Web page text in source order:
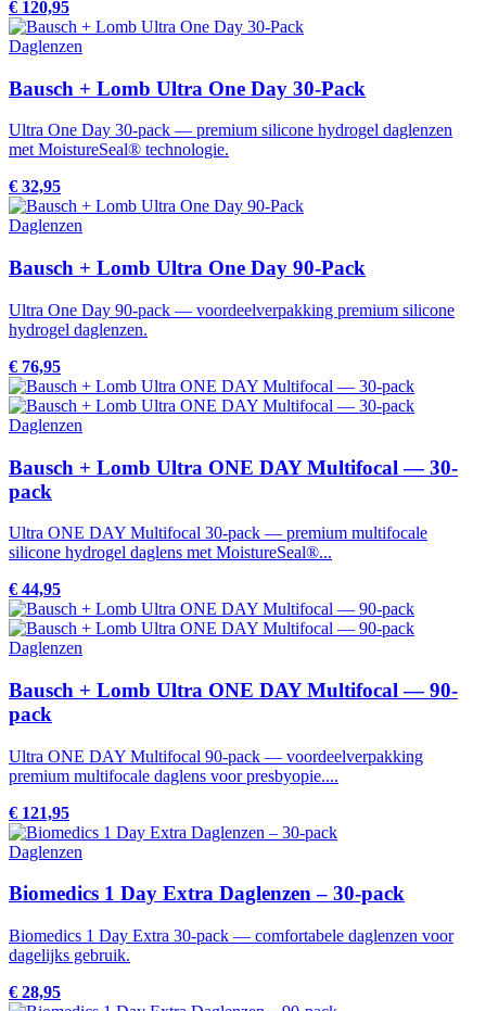
€ 120,95
Daglenzen
Bausch + Lomb Ultra One Day 30-Pack
Ultra One Day 30-pack — premium silicone hydrogel daglenzen
met MoistureSeal® technologie.
€ 32,95
Daglenzen
Bausch + Lomb Ultra One Day 90-Pack
Ultra One Day 90-pack — voordeelverpakking premium silicone
hydrogel daglenzen.
€ 76,95
Daglenzen
Bausch + Lomb Ultra ONE DAY Multifocal — 30-
pack
Ultra ONE DAY Multifocal 30-pack — premium multifocale
silicone hydrogel daglens met MoistureSeal®...
€ 44,95
Daglenzen
Bausch + Lomb Ultra ONE DAY Multifocal — 90-
pack
Ultra ONE DAY Multifocal 90-pack — voordeelverpakking
premium multifocale daglens voor presbyopie....
€ 121,95
Daglenzen
Biomedics 1 Day Extra Daglenzen – 30-pack
Biomedics 1 Day Extra 30-pack — comfortabele daglenzen voor
dagelijks gebruik.
€ 28,95